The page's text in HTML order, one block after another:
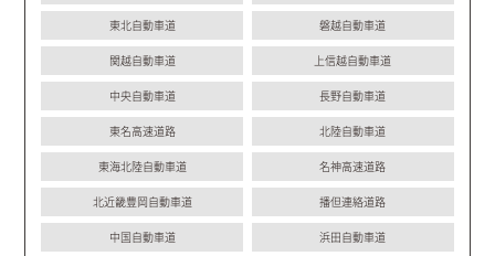
東北自動車道 磐越自動車道
関越自動車道 上信越自動車道
中央自動車道 長野自動車道
東名高速道路 北陸自動車道
東海北陸自動車道 名神高速道路
北近畿豊岡自動車道 播但連絡道路
中国自動車道 浜田自動車道